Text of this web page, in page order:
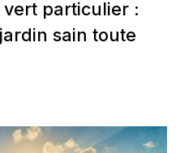
particulier :
sain toute